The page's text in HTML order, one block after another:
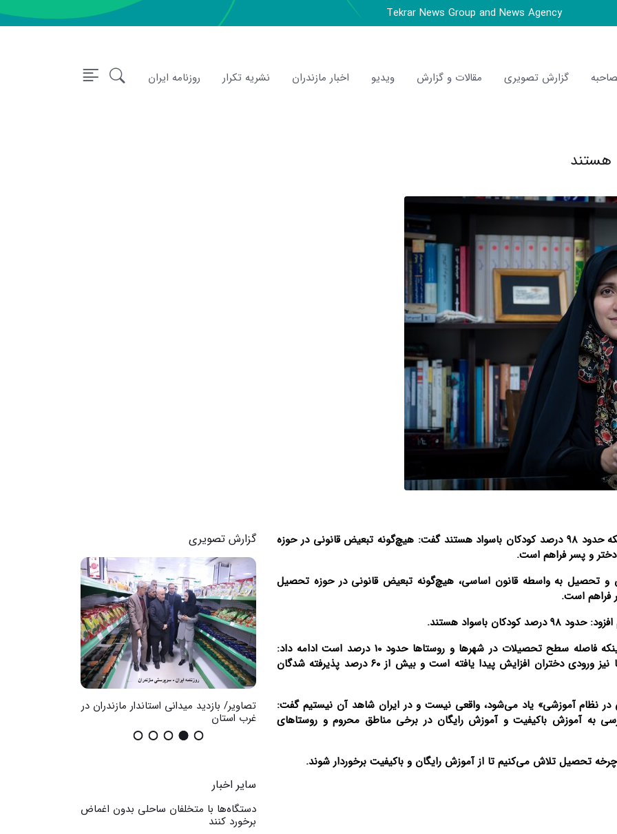
Tekrar News Group and News Agency
گزارش تصویری مقالات و گزارش ویدیو اخبار مازندران نشریه تکرار روزنامه ایران
معاون رییس جمهور در امور زنان و خانواده با بیان اینکه حدود ۹۸ درصد کودکان باسواد هستند گفت: هیچ‌گونه تبعیض قانونی در حوزه
و پسر فراهم است.
و تحصیل به واسطه قانون اساسی، هیچ‌گونه تبعیض قانونی در حوزه تحصیل
فراهم است.
باسواد هستند.
معاون رییس جمهور در امور زنان و خانواده با بیان اینکه فاصله سطح تحصیلات در شهرها و روستاها حدود ۱۰ درصد است ادامه داد:
دختران به تعداد پسران درس می‌خوانند؛ در دانشگاه‌ها نیز ورودی دختران افزایش پیدا یافته است و بیش از ۶۰ درصد پذیرفته شدگان
در نظام آموزشی» یاد می‌شود، واقعی نیست و در ایران شاهد آن نیستیم گفت:
به آموزش باکیفیت و آموزش رایگان در برخی مناطق محروم و روستاهای
تحصیل تلاش می‌کنیم تا از آموزش رایگان و باکیفیت برخوردار شوند.
گزارش تصویری
تصاویر / بزرگداشت سالگرد ارتحال
امام(ره)در ساری
تصاویر / مراسم احیای ماه رمضان در
ساری
تصاویر/ بازدید میدانی استاندار مازندران در
غرب استان
سایر اخبار
دستگاه‌ها با متخلفان ساحلی بدون اغماض
برخورد کنند